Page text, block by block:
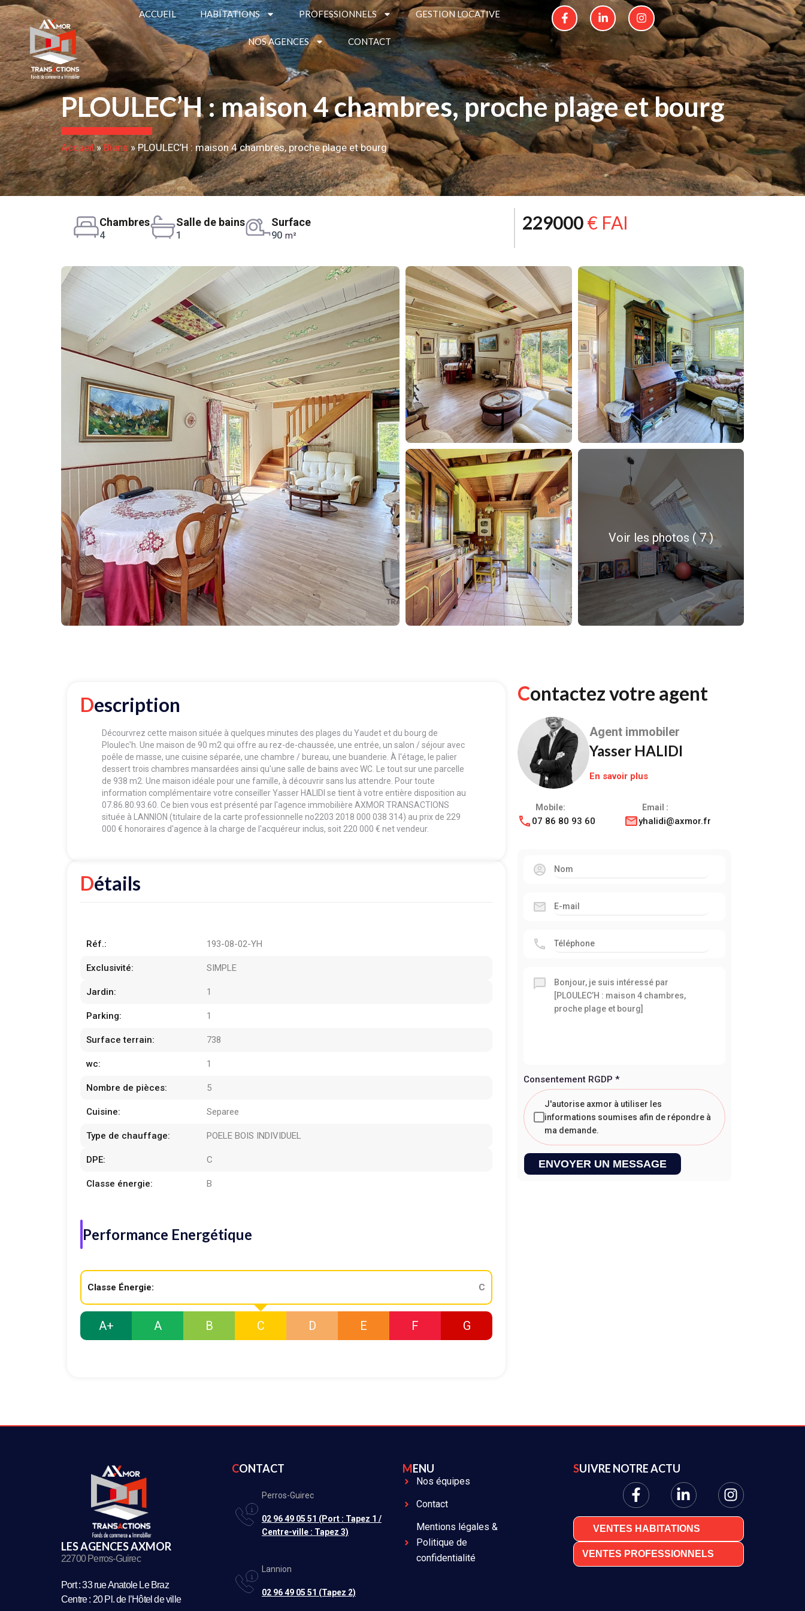
ACCUEIL HABITATIONS PROFESSIONNELS GESTION LOCATIVE
NOS AGENCES CONTACT
PLOULEC’H : maison 4 chambres, proche plage et bourg
Accueil»Biens»PLOULEC’H : maison 4 chambres, proche plage et bourg
Chambres
4
Salle de bains
1
Surface
90 m²
229000€ FAI
Voir les photos ( 7 )
Description
Décourvrez cette maison située à quelques minutes des plages du Yaudet et du bourg de
Ploulec'h. Une maison de 90 m2 qui offre au rez-de-chaussée, une entrée, un salon / séjour avec
poêle de masse, une cuisine séparée, une chambre / bureau, une buanderie. À l'étage, le palier
dessert trois chambres mansardées ainsi qu'une salle de bains avec WC. Le tout sur une parcelle
de 938 m2. Une maison idéale pour une famille, à découvrir sans lus attendre. Pour toute
information complémentaire votre conseiller Yasser HALIDI se tient à votre entière disposition au
07.86.80.93.60. Ce bien vous est présenté par l'agence immobilière AXMOR TRANSACTIONS
située à LANNION (titulaire de la carte professionnelle no2203 2018 000 038 314) au prix de 229
000 € honoraires d'agence à la charge de l'acquéreur inclus, soit 220 000 € net vendeur.
Détails
Réf.: 193-08-02-YH
Exclusivité: SIMPLE
Jardin: 1
Parking: 1
Surface terrain: 738
wc: 1
Nombre de pièces: 5
Cuisine: Separee
Type de chauffage: POELE BOIS INDIVIDUEL
DPE: C
Classe énergie: B
Performance Energétique
Classe Énergie: C
A+ A B C D E F G
Contactez votre agent
Agent immobiler
Yasser HALIDI
En savoir plus
Mobile:
07 86 80 93 60
Email :
yhalidi@axmor.fr
Consentement RGDP*
J'autorise axmor à utiliser les
informations soumises afin de répondre à
ma demande.
ENVOYER UN MESSAGE
LES AGENCES AXMOR
22700 Perros-Guirec
Port : 33 rue Anatole Le Braz
Centre : 20 Pl. de l’Hôtel de ville
CONTACT
Perros-Guirec
02 96 49 05 51 (Port : Tapez 1 /
Centre-ville : Tapez 3)
Lannion
02 96 49 05 51 (Tapez 2)
MENU
Nos équipes
Contact
Mentions légales &
Politique de
confidentialité
SUIVRE NOTRE ACTU
VENTES HABITATIONS
VENTES PROFESSIONNELS